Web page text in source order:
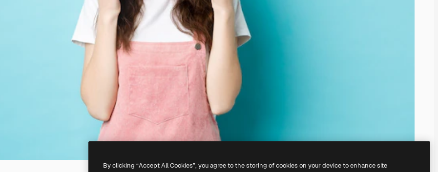
By clicking “Accept All Cookies”, you agree to the storing of cookies on your device to enhance site